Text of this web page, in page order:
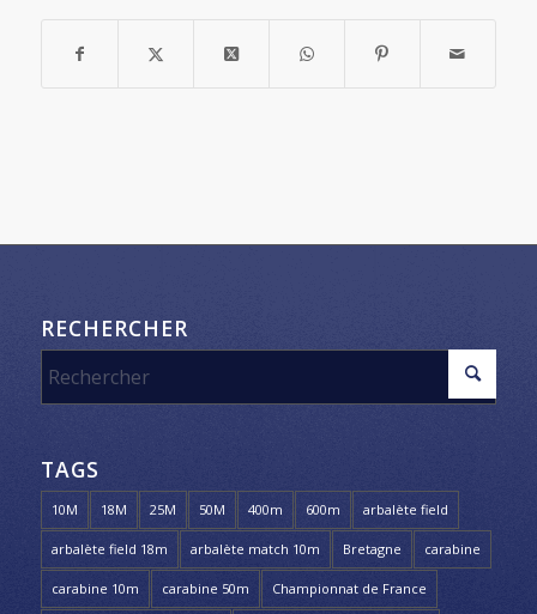
RECHERCHER
TAGS
10M 18M 25M 50M 400m 600m arbalète field
arbalète field 18m arbalète match 10m Bretagne carabine
carabine 10m carabine 50m Championnat de France